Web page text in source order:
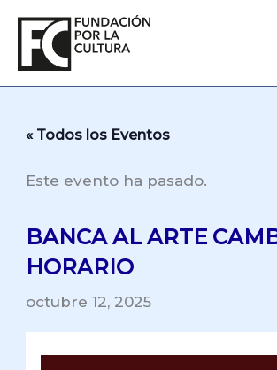
contenido
« Todos los Eventos
Este evento ha pasado.
BANCA AL ARTE
HORARIO
octubre 12, 2025